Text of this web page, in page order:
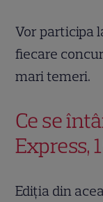
Vor participa
fiecare
mari temeri.
Ce se
Express,
Ediția din